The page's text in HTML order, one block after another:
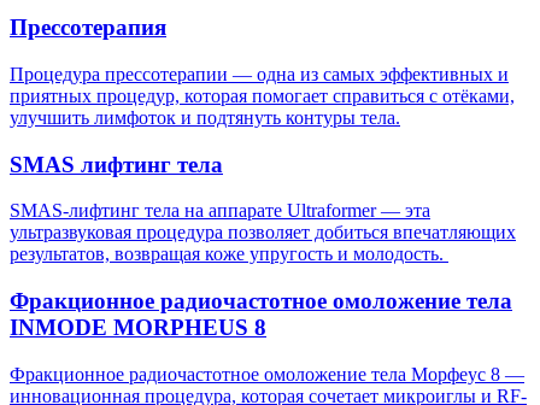
Прессотерапия
Процедура прессотерапии — одна из самых эффективных и
приятных процедур, которая помогает справиться с отёками,
улучшить лимфоток и подтянуть контуры тела.
SMAS лифтинг тела
SMAS-лифтинг тела на аппарате Ultraformer — эта
ультразвуковая процедура позволяет добиться впечатляющих
результатов, возвращая коже упругость и молодость.
Фракционное радиочастотное омоложение тела
INMODE MORPHEUS 8
Фракционное радиочастотное омоложение тела Морфеус 8 —
инновационная процедура, которая сочетает микроиглы и RF-